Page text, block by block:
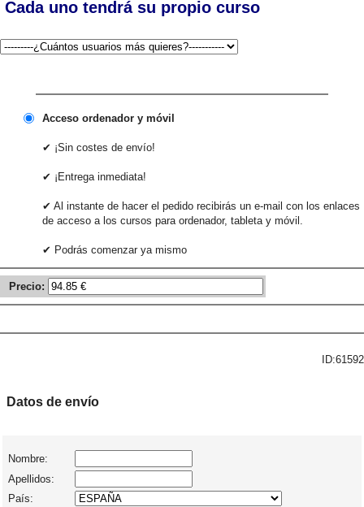
Cada uno tendrá su propio curso
Acceso ordenador y móvil
✔ ¡Sin costes de envío!
✔ ¡Entrega inmediata!
✔ Al instante de hacer el pedido recibirás un e-mail con los enlaces
de acceso a los cursos para ordenador, tableta y móvil.
✔ Podrás comenzar ya mismo
Precio:
ID:61592
Datos de envío
Nombre:
Apellidos:
País: